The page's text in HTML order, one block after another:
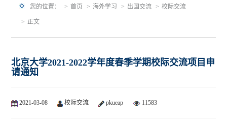
您的位置： 首页 海外学习 出国交流 校际交流
正文
北京大学2021-2022学年度春季学期校际交流项目申
请通知
2021-03-08 校际交流 pkueap 11583